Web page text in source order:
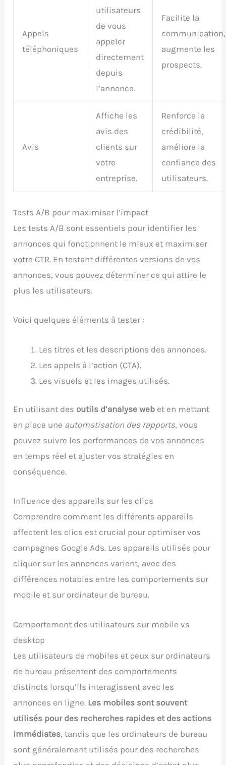
Appels
téléphoniques
utilisateurs
de vous
appeler
directement
depuis
l’annonce.
Facilite la
communication,
augmente les
prospects.
Avis
Affiche les
avis des
clients sur
votre
entreprise.
Renforce la
crédibilité,
améliore la
confiance des
utilisateurs.
Tests A/B pour maximiser l’impact
Les tests A/B sont essentiels pour identifier les
annonces qui fonctionnent le mieux et maximiser
votre CTR. En testant différentes versions de vos
annonces, vous pouvez déterminer ce qui attire le
plus les utilisateurs.
Voici quelques éléments à tester :
Les titres et les descriptions des annonces.
Les appels à l’action (CTA).
Les visuels et les images utilisés.
En utilisant des outils d’analyse web et en mettant
en place une automatisation des rapports, vous
pouvez suivre les performances de vos annonces
en temps réel et ajuster vos stratégies en
conséquence.
Influence des appareils sur les clics
Comprendre comment les différents appareils
affectent les clics est crucial pour optimiser vos
campagnes Google Ads. Les appareils utilisés pour
cliquer sur les annonces varient, avec des
différences notables entre les comportements sur
mobile et sur ordinateur de bureau.
Comportement des utilisateurs sur mobile vs
desktop
Les utilisateurs de mobiles et ceux sur ordinateurs
de bureau présentent des comportements
distincts lorsqu’ils interagissent avec les
annonces en ligne. Les mobiles sont souvent
utilisés pour des recherches rapides et des actions
immédiates, tandis que les ordinateurs de bureau
sont généralement utilisés pour des recherches